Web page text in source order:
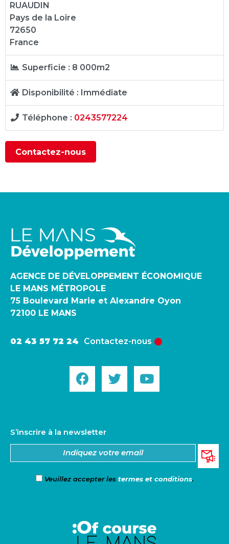
RUAUDIN
Pays de la Loire
72650
France
Superficie : 8 000m2
Disponibilité : Immédiate
Téléphone : 0243577224
Contactez-nous
AGENCE DE DÉVELOPPEMENT ÉCONOMIQUE
LE MANS MÉTROPOLE
75 Boulevard Marie et Alexandre Oyon
72100 LE MANS
02 43 57 72 24 Contactez-nous
S’inscrire à la newsletter
Veuillez accepter les termes et conditions.